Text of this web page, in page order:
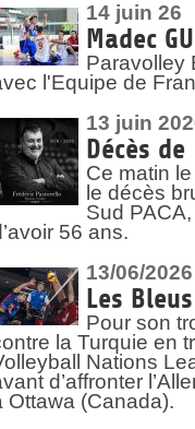
14 juin 26
Madec
Paravolley
l'Equipe de
13 juin
Décès de
Ce matin
le décès
Sud
56 ans.
13/06/2026
Les
Pour son
la Turquie en
Nations
d’affronter
Ottawa (Canada).